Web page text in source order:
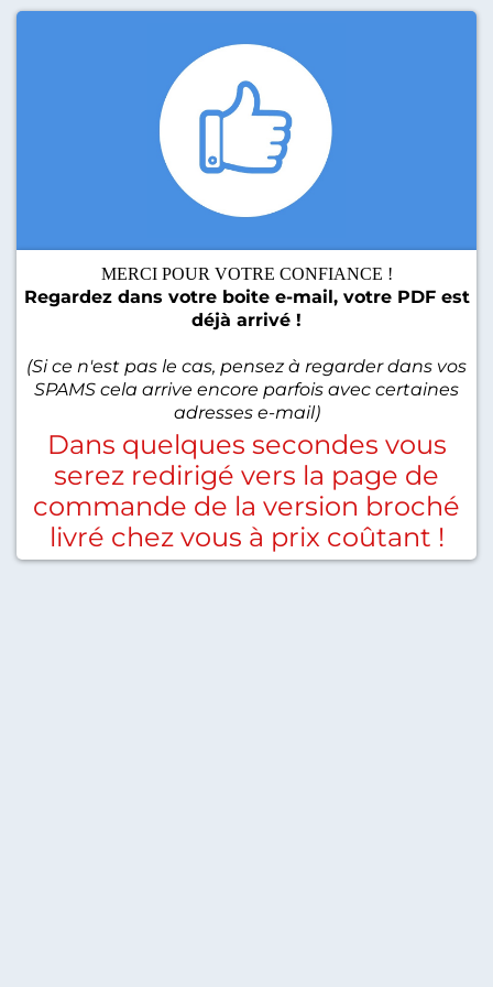
MERCI POUR VOTRE CONFIANCE !
Regardez dans votre boite e-mail, votre PDF est
déjà arrivé !
(Si ce n'est pas le cas, pensez à regarder dans vos
SPAMS cela arrive encore parfois avec certaines
adresses e-mail)
Dans quelques secondes vous
serez redirigé vers la page de
commande de la version broché
livré chez vous à prix coûtant !